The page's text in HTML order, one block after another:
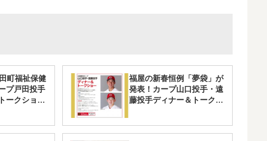
町福祉保健
プ戸田投手
ークショー
福屋の新春恒例「夢袋」が
発表！カープ山口投手・遠
藤投手ディナー＆トークシ